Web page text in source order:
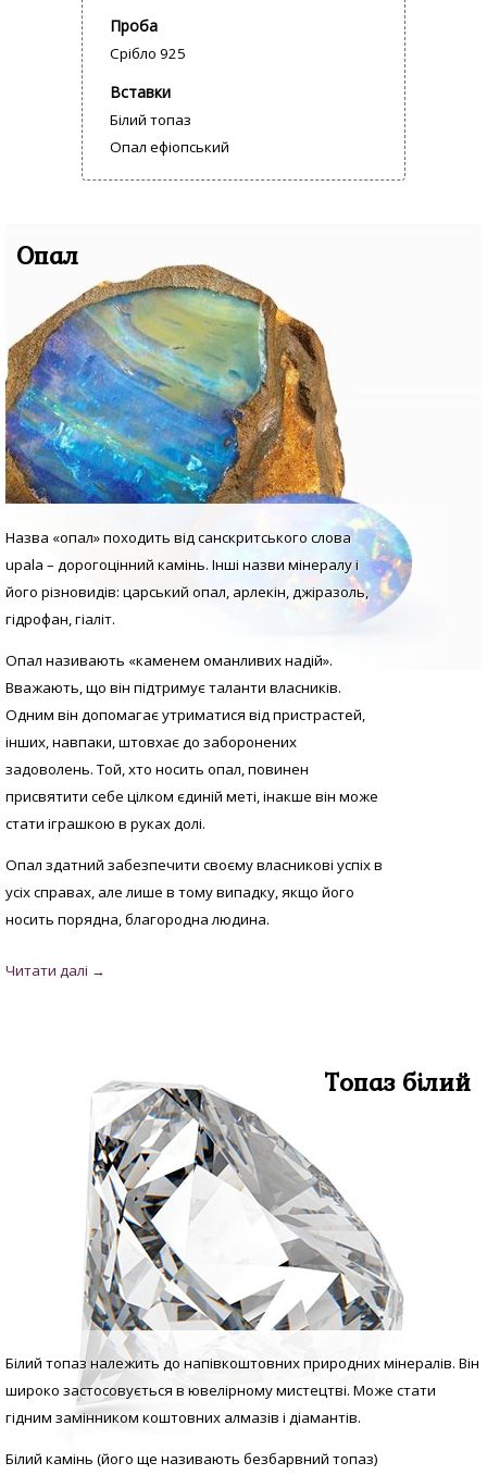
Проба
Срібло 925
Вставки
Білий топаз
Опал ефіопський
Опал
Назва «опал» походить від санскритського слова
upala – дорогоцінний камінь. Інші назви мінералу і
його різновидів: царський опал, арлекін, джіразоль,
гідрофан, гіаліт.
Опал називають «каменем оманливих надій».
Вважають, що він підтримує таланти власників.
Одним він допомагає утриматися від пристрастей,
інших, навпаки, штовхає до заборонених
задоволень. Той, хто носить опал, повинен
присвятити себе цілком єдиній меті, інакше він може
стати іграшкою в руках долі.
Опал здатний забезпечити своєму власникові успіх в
усіх справах, але лише в тому випадку, якщо його
носить порядна, благородна людина.
Топаз білий
Білий топаз належить до напівкоштовних природних мінералів. Він
широко застосовується в ювелірному мистецтві. Може стати
гідним замінником коштовних алмазів і діамантів.
Білий камінь (його ще називають безбарвний топаз)